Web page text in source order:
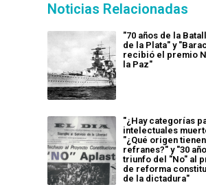
Noticias Relacionadas
"70 años de la
de la Plata" y
recibió el premio
la Paz"
"¿Hay categorías
intelectuales
"¿Qué origen
refranes?" y "30
triunfo del "No" al
de reforma
de la dictadura"